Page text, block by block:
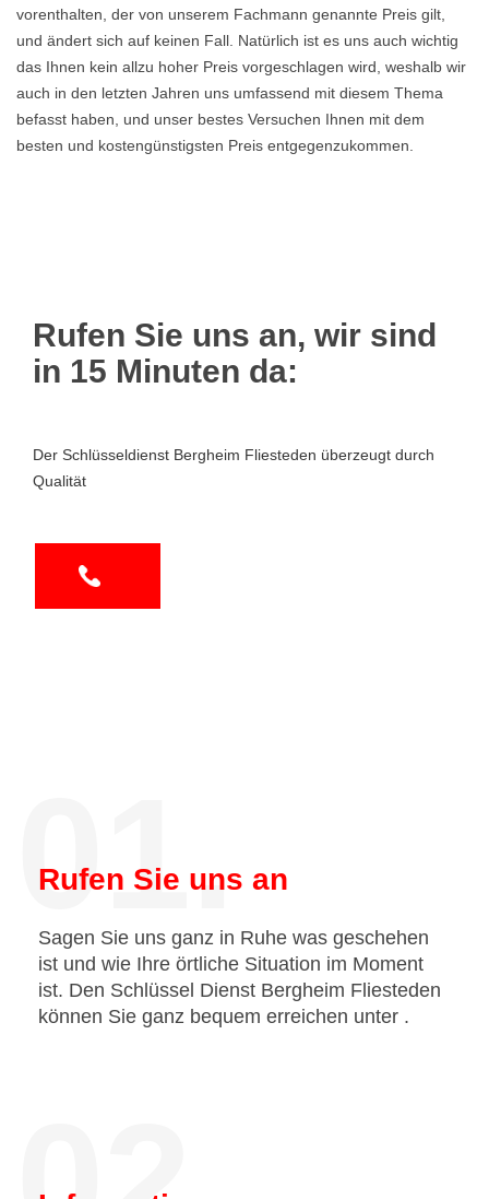
vorenthalten, der von unserem Fachmann genannte Preis gilt,
und ändert sich auf keinen Fall. Natürlich ist es uns auch wichtig
das Ihnen kein allzu hoher Preis vorgeschlagen wird, weshalb wir
auch in den letzten Jahren uns umfassend mit diesem Thema
befasst haben, und unser bestes Versuchen Ihnen mit dem
besten und kostengünstigsten Preis entgegenzukommen.
Rufen Sie uns an, wir sind
in 15 Minuten da:
Der Schlüsseldienst Bergheim Fliesteden überzeugt durch
Qualität
01.
Rufen Sie uns an
Sagen Sie uns ganz in Ruhe was geschehen
ist und wie Ihre örtliche Situation im Moment
ist. Den Schlüssel Dienst Bergheim Fliesteden
können Sie ganz bequem erreichen unter .